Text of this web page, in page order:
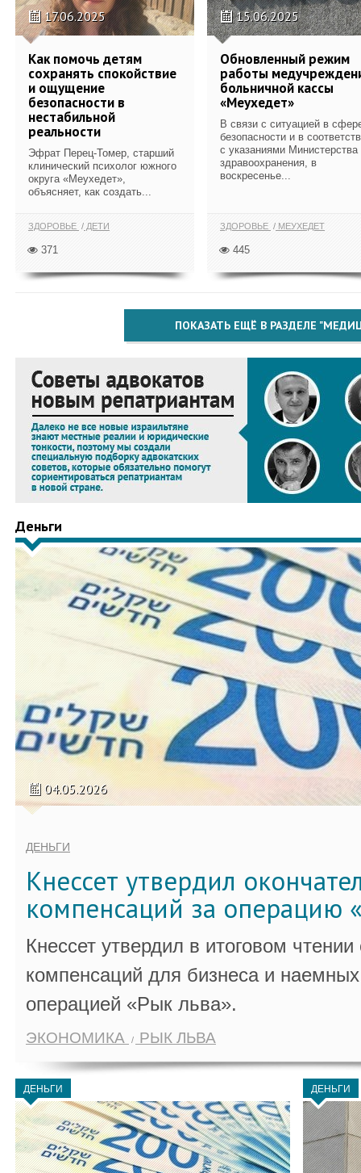
17.06.2025
Как помочь детям
сохранять спокойствие
и ощущение
безопасности в
нестабильной
реальности
Эфрат Перец-Томер, старший
клинический психолог южного
округа «Меухедет»,
объясняет, как создать...
ЗДОРОВЬЕ ДЕТИ
371
15.06.2025
Обновленный режим
работы
больничной кассы
«Меухедет»
В связи с ситуацией в
безопасности и в
с указаниями Министерства
здравоохранения, в
воскресенье...
ЗДОРОВЬЕ МЕУХЕДЕТ
445
ПОКАЗАТЬ ЕЩЁ В РАЗДЕЛЕ
Деньги
04.05.2026
ДЕНЬГИ
Кнессет утвердил
компенсаций за операцию
Кнессет утвердил в итоговом
компенсаций для бизнеса и
операцией «Рык льва».
ЭКОНОМИКА РЫК ЛЬВА
ДЕНЬГИ ДЕНЬГИ